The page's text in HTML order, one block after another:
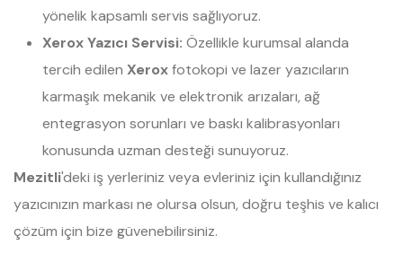
yönelik kapsamlı servis sağlıyoruz.
Xerox Yazıcı Servisi: Özellikle kurumsal alanda
tercih edilen Xeroxfotokopi ve lazer yazıcıların
karmaşık mekanik ve elektronik arızaları, ağ
entegrasyon sorunları ve baskı kalibrasyonları
konusunda uzman desteği sunuyoruz.
Mezitli'deki iş yerleriniz veya evleriniz için kullandığınız
yazıcınızın markası ne olursa olsun, doğru teşhis ve kalıcı
çözüm için bize güvenebilirsiniz.